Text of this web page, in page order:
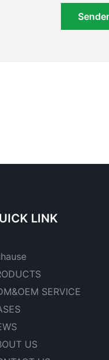
LINK
SERVICE
US